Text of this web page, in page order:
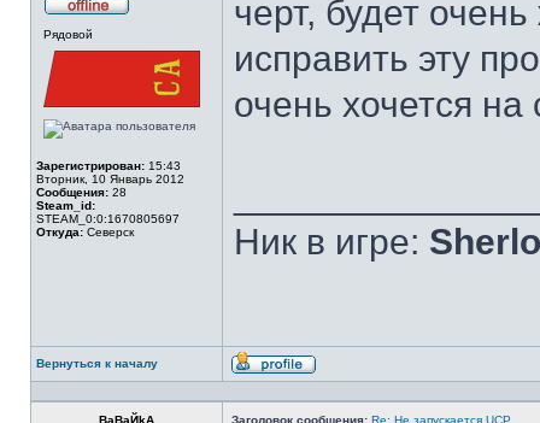
сети
Рядовой
Зарегистрирован: 15:43
Вторник, 10 Январь 2012
Сообщения: 28
Steam_id:
STEAM_0:0:1670805697
Откуда: Северск
черт, будет
исправить эту
очень хочется
Ник в игре:
Вернуться к началу
Профиль
BaBaЙkA Заголовок сообщения: Re: Не запускается UCP